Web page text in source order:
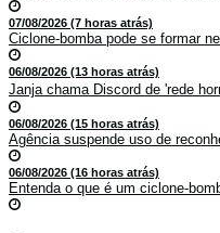
07/08/2026 (7 horas atrás)
Ciclone-bomba pode se formar
06/08/2026 (13 horas atrás)
Janja chama Discord de 'rede
06/08/2026 (15 horas atrás)
Agência suspende uso de
06/08/2026 (16 horas atrás)
Entenda o que é um ciclone-